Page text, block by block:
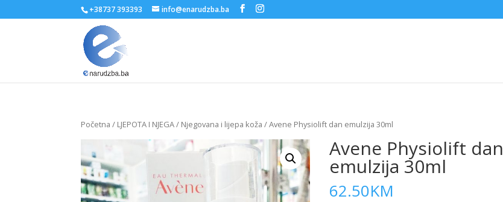
+38737 393393 info@enarudzba.ba
Početna / LJEPOTA I NJEGA/ Njegovana i lijepa koža / Avene Physiolift dan emulzija 30ml
Avene Physiolift dan
emulzija 30ml
62.50KM